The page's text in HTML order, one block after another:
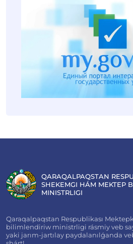
QARAQALPAQSTAN
SHEKEMGI HÁM MEKTEP
MINISTRLIGI
Qaraqalpaqstan Respublikası
bilimlendiriw ministrligi rásmiy veb
yaki jarım-jartılay paydalanılǵanda